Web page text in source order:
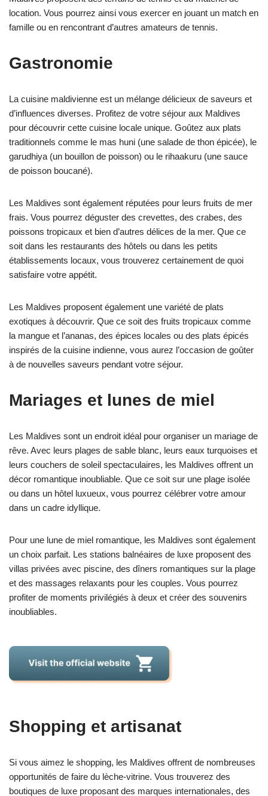
location. Vous pourrez ainsi vous exercer en jouant un match en
famille ou en rencontrant d’autres amateurs de tennis.
Gastronomie
La cuisine maldivienne est un mélange délicieux de saveurs et
d’influences diverses. Profitez de votre séjour aux Maldives
pour découvrir cette cuisine locale unique. Goûtez aux plats
traditionnels comme le mas huni (une salade de thon épicée), le
garudhiya (un bouillon de poisson) ou le rihaakuru (une sauce
de poisson boucané).
Les Maldives sont également réputées pour leurs fruits de mer
frais. Vous pourrez déguster des crevettes, des crabes, des
poissons tropicaux et bien d’autres délices de la mer. Que ce
soit dans les restaurants des hôtels ou dans les petits
établissements locaux, vous trouverez certainement de quoi
satisfaire votre appétit.
Les Maldives proposent également une variété de plats
exotiques à découvrir. Que ce soit des fruits tropicaux comme
la mangue et l’ananas, des épices locales ou des plats épicés
inspirés de la cuisine indienne, vous aurez l’occasion de goûter
à de nouvelles saveurs pendant votre séjour.
Mariages et lunes de miel
Les Maldives sont un endroit idéal pour organiser un mariage de
rêve. Avec leurs plages de sable blanc, leurs eaux turquoises et
leurs couchers de soleil spectaculaires, les Maldives offrent un
décor romantique inoubliable. Que ce soit sur une plage isolée
ou dans un hôtel luxueux, vous pourrez célébrer votre amour
dans un cadre idyllique.
Pour une lune de miel romantique, les Maldives sont également
un choix parfait. Les stations balnéaires de luxe proposent des
villas privées avec piscine, des dîners romantiques sur la plage
et des massages relaxants pour les couples. Vous pourrez
profiter de moments privilégiés à deux et créer des souvenirs
inoubliables.
Shopping et artisanat
Si vous aimez le shopping, les Maldives offrent de nombreuses
opportunités de faire du lèche-vitrine. Vous trouverez des
boutiques de luxe proposant des marques internationales, des